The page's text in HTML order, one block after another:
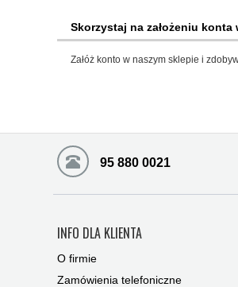
Skorzystaj na założeniu konta
Załóż konto w naszym sklepie i
95 880 0021
INFO DLA KLIENTA
O firmie
Zamówienia telefoniczne